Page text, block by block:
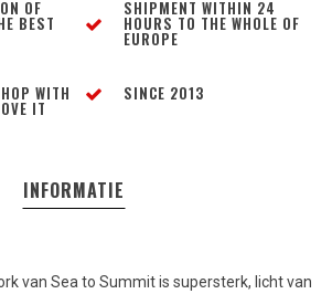
OF
BEST
SHIPMENT WITHIN 24
HOURS TO THE WHOLE OF
EUROPE
WITH
IT
SINCE 2013
INFORMATIE
van Sea to Summit is supersterk, licht van